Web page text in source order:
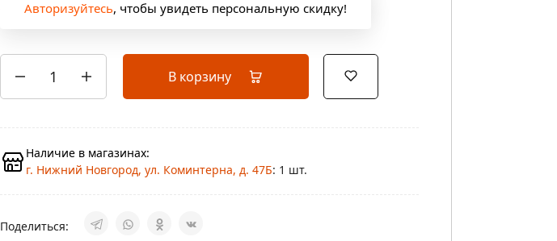
Авторизуйтесь, чтобы увидеть персональную скидку!
В корзину
Наличие в магазинах:
г. Нижний Новгород, ул. Коминтерна, д. 47Б: 1 шт.
Поделиться: